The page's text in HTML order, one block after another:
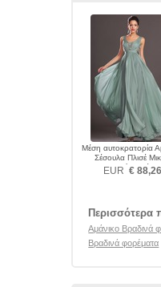
Μέση αυτοκρατορία
Σέσουλα Πλισέ
Βραδινά
EUR € 88,26
Περισσότερα
Αμάνικο Βραδινά
Βραδινά φορέματα